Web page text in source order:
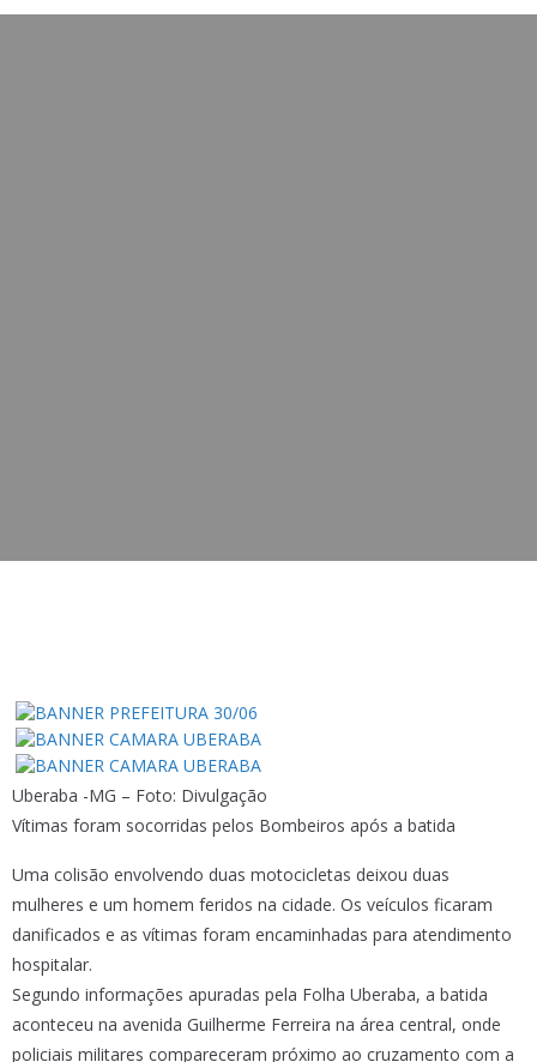
Uberaba -MG – Foto: Divulgação
Vítimas foram socorridas pelos Bombeiros após a batida
Uma colisão envolvendo duas motocicletas deixou duas
mulheres e um homem feridos na cidade. Os veículos ficaram
danificados e as vítimas foram encaminhadas para atendimento
hospitalar.
Segundo informações apuradas pela Folha Uberaba, a batida
aconteceu na avenida Guilherme Ferreira na área central, onde
policiais militares compareceram próximo ao cruzamento com a